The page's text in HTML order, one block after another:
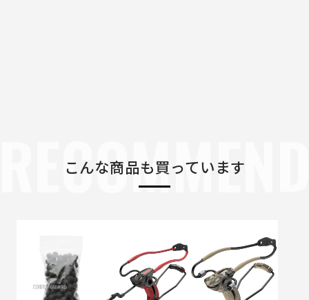
こんな商品も買っています